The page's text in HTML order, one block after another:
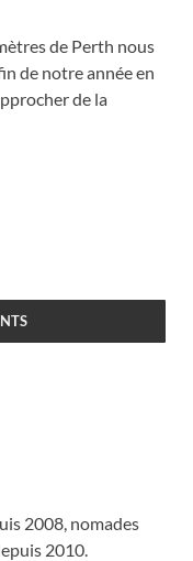
de Perth nous
de notre année en
de la
2008, nomades
2010.